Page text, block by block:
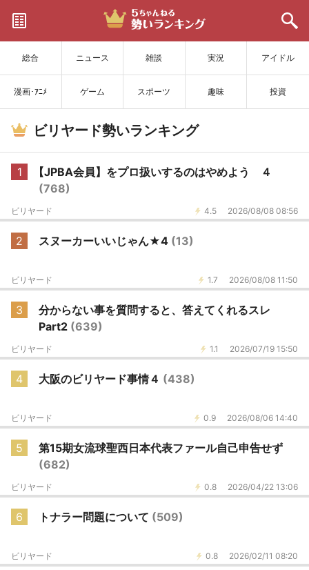
総合 ニュース 雑談 実況 アイドル
漫画･ｱﾆﾒ ゲーム スポーツ 趣味 投資
サイトを更新
ビリヤード勢いランキング
1
【JPBA会員】をプロ扱いするのはやめよう ４
(768)
4.5 2026/08/08 08:56
ビリヤード
2 スヌーカーいいじゃん★4 (13)
1.7 2026/08/08 11:50
ビリヤード
3
分からない事を質問すると、答えてくれるスレ
Part2 (639)
1.1 2026/07/19 15:50
ビリヤード
4 大阪のビリヤード事情４ (438)
0.9 2026/08/06 14:40
ビリヤード
5
第15期女流球聖西日本代表ファール自己申告せず
(682)
0.8 2026/04/22 13:06
ビリヤード
6 トナラー問題について (509)
0.8 2026/02/11 08:20
ビリヤード